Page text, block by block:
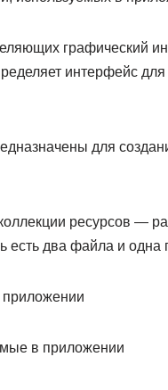
графический
интерфейс
для
ресурсов —
есть два файла и одна
приложении
в приложении